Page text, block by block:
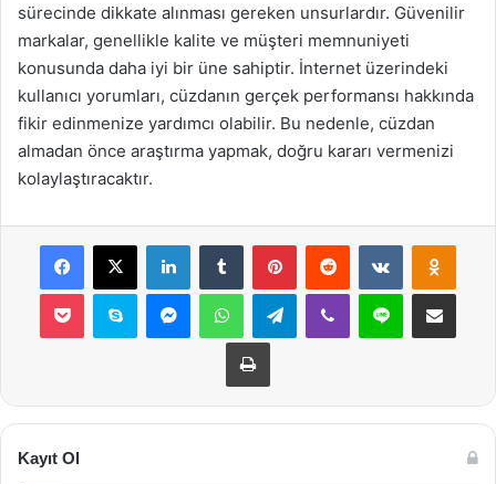
sürecinde dikkate alınması gereken unsurlardır. Güvenilir
markalar, genellikle kalite ve müşteri memnuniyeti
konusunda daha iyi bir üne sahiptir. İnternet üzerindeki
kullanıcı yorumları, cüzdanın gerçek performansı hakkında
fikir edinmenize yardımcı olabilir. Bu nedenle, cüzdan
almadan önce araştırma yapmak, doğru kararı vermenizi
kolaylaştıracaktır.
Facebook
X LinkedInTumblr PinterestReddit VKontakte
Pocket Skype MessengerWhatsAppTelegramViber Line E-Posta ile
Yazdır
Kayıt Ol